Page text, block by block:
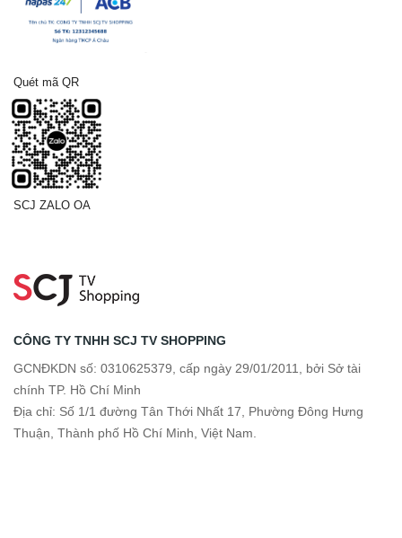
Quét mã QR
SCJ ZALO OA
CÔNG TY TNHH SCJ TV SHOPPING
GCNĐKDN số: 0310625379, cấp ngày 29/01/2011, bởi Sở tài
chính TP. Hồ Chí Minh
Địa chỉ: Số 1/1 đường Tân Thới Nhất 17, Phường Đông Hưng
Thuận, Thành phố Hồ Chí Minh, Việt Nam.